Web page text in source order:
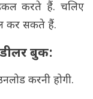
करते हैं. चलिए
कर सकते हैं.
बुक:
करनी होगी.